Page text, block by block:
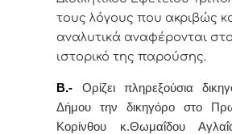
τους λόγους που ακριβώς
αναλυτικά αναφέρονται στο
ιστορικό της παρούσης.
Β.- Ορίζει πληρεξούσια
Δήμου την δικηγόρο στο
Κορίνθου κ.Θωμαΐδου